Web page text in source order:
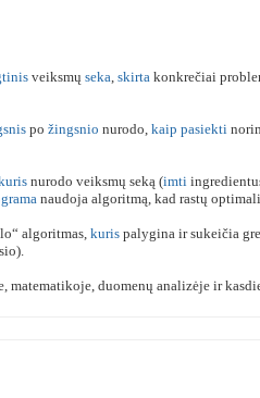
veiksmų seka, skirta konkrečiai
po žingsnio nurodo, kaip pasiekti
nurodo veiksmų seką (imti
naudoja algoritmą, kad rastų
algoritmas, kuris palygina ir sukeičia
matematikoje, duomenų analizėje ir